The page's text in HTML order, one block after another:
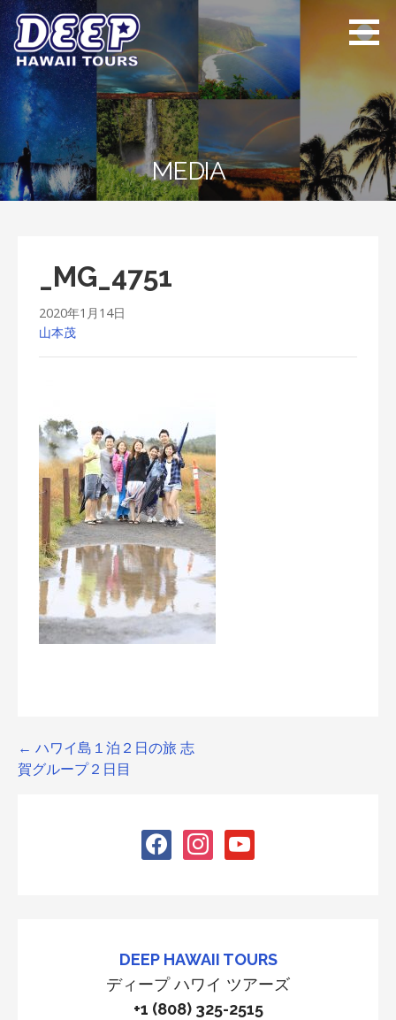
Skip
to
content
ディープ ハワイ
ツアーズ
ハワイ島のプライベー
トツアー
MEDIA
_MG_4751
2020年1月14日
山本茂
Post
← ハワイ島１泊２日の旅 志
賀グループ２日目
facebookinstagramyoutube
DEEP HAWAII TOURS
ディープ ハワイ ツアーズ
+1 (808) 325-2515